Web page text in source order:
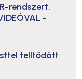
rendszert,
-
telítődött